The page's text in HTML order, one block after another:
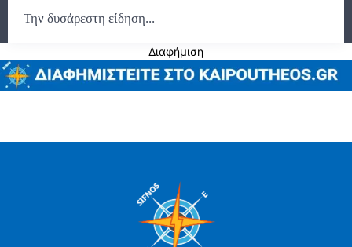
Την δυσάρεστη είδηση...
Διαφήμιση